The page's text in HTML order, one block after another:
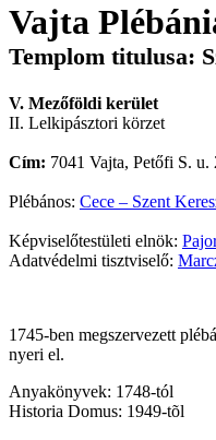
Vajta
Templom titulusa:
V. Mezőföldi kerület
II. Lelkipásztori körzet
Cím: 7041 Vajta, Petőfi S. u.
Plébános: Cece – Szent
Képviselőtestületi elnök:
Adatvédelmi tisztviselő:
1745-ben megszervezett
nyeri el.
Anyakönyvek: 1748-tól
Historia Domus: 1949-tõl